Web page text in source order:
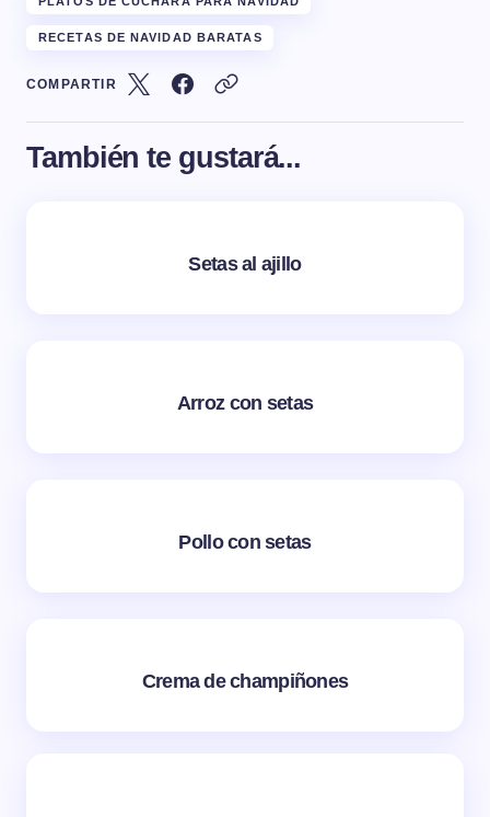
RECETAS DE NAVIDAD BARATAS
COMPARTIR
También te gustará...
Setas al ajillo
Arroz con setas
Pollo con setas
Crema de champiñones